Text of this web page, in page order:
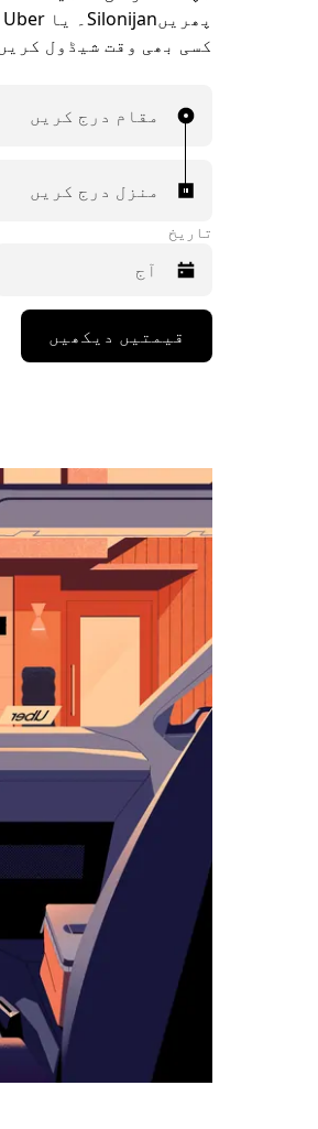
کسی بھی وقت شیڈول
مقام درج کریں
منزل درج کریں
تاریخ
Press
down
the
calendar
select
date.
Press
escape
button
to
close
the
calendar.
قیمتیں دیکھیں